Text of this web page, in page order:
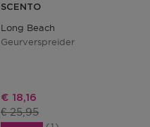
SCENTO
Long Beach
Geurverspreider
Kortingsprijs
€ 18,16
Productprijs
€ 25,95